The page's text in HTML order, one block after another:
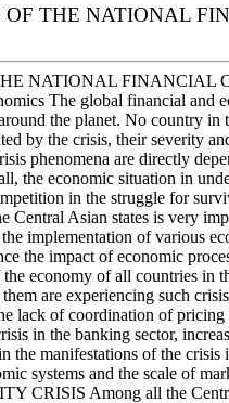
THE NATIONAL
NATIONAL FINANCIAL
The global financial and
the planet. No country
by the crisis, their severity
phenomena are directly
the economic situation in
in the struggle for
Central Asian states is very
implementation of various
the impact of economic
economy of all countries in
are experiencing such
lack of coordination of
in the banking sector,
the manifestations of the
systems and the scale of
CRISIS Among all the